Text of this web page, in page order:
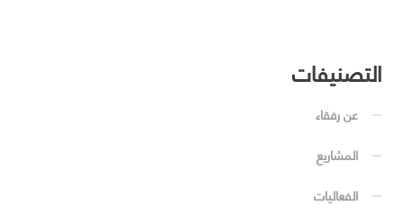
التصنيفات
عن رفقاء
المشاريع
الفعاليات